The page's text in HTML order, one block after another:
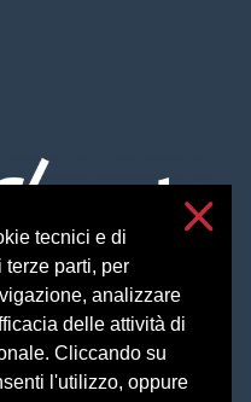
tecnici e di
terze parti, per
analizzare
delle attività di
Cliccando su
l'utilizzo, oppure